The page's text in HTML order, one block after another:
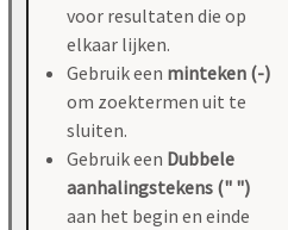
voor resultaten die op
elkaar lijken.
Gebruik een minteken (-)
om zoektermen uit te
sluiten.
Gebruik een Dubbele
aanhalingstekens (" ")
aan het begin en einde